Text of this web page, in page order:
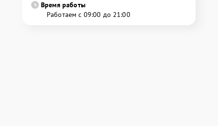
Время работы
Работаем с 09:00 до 21:00